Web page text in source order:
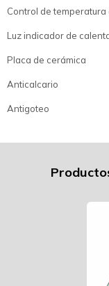
Control de temperatura
Luz indicador de
Placa de cerámica
Anticalcario
Antigoteo